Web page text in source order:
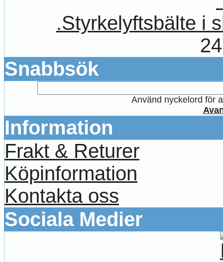
.Styrkelyftsbälte i
Snabbsök
Använd nyckelord för
Information
Frakt & Returer
Köpinformation
Kontakta oss
Sociala Medier